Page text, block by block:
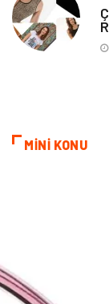
Kına Gecesi
MİNİ KONU